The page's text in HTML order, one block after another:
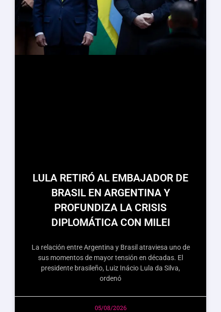
LULA RETIRÓ AL EMBAJADOR DE
BRASIL EN ARGENTINA Y
PROFUNDIZA LA CRISIS
DIPLOMÁTICA CON MILEI
La relación entre Argentina y Brasil atraviesa uno de
sus momentos de mayor tensión en décadas. El
presidente brasileño, Luiz Inácio Lula da Silva,
ordenó
05/08/2026